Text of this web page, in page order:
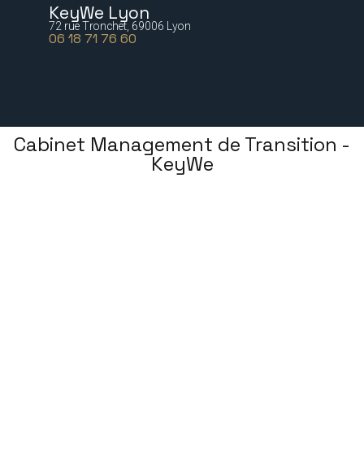
KeyWe Lyon
72 rue Tronchet, 69006 Lyon
06 18 71 76 60
Cabinet Management de Transition -
KeyWe